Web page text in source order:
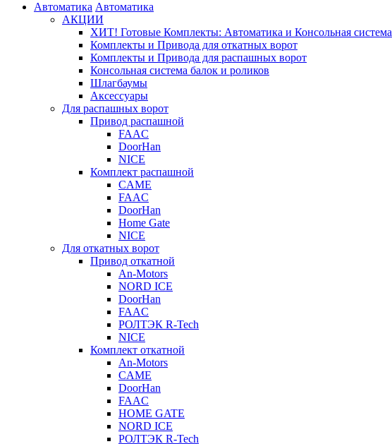
Автоматика Автоматика
АКЦИИ
ХИТ! Готовые Комплекты: Автоматика и Консольная система
Комплекты и Привода для откатных ворот
Комплекты и Привода для распашных ворот
Консольная система балок и роликов
Шлагбаумы
Аксессуары
Для распашных ворот
Привод распашной
FAAC
DoorHan
NICE
Комплект распашной
CAME
FAAC
DoorHan
Home Gate
NICE
Для откатных ворот
Привод откатной
An-Motors
NORD ICE
DoorHan
FAAC
РОЛТЭК R-Tech
NICE
Комплект откатной
An-Motors
CAME
DoorHan
FAAC
HOME GATE
NORD ICE
РОЛТЭК R-Tech